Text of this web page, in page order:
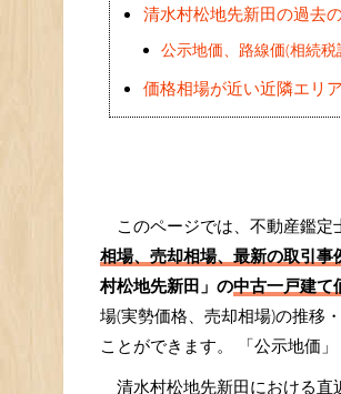
清水村松地先新田の過去
公示地価、路線価(相続税
価格相場が近い近隣エリ
このページでは、不動産鑑定
相場、売却相場、最新の取引事
村松地先新田」の中古一戸建て
場(実勢価格、売却相場)の推移
ことができます。
「公示地価
清水村松地先新田における